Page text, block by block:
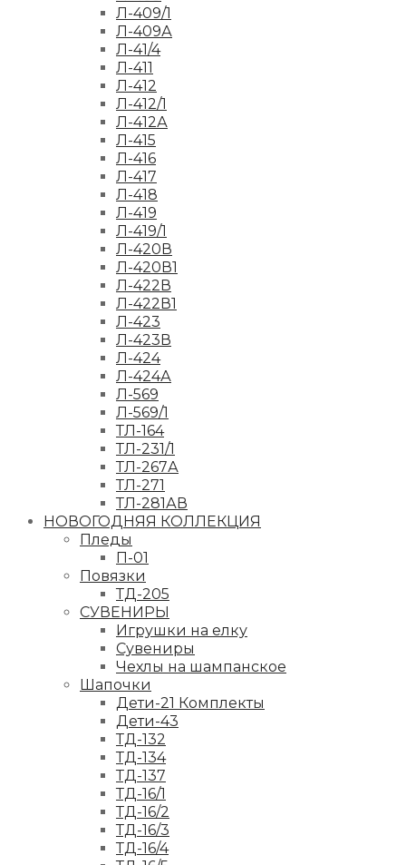
Л-409/1
Л-409А
Л-41/4
Л-411
Л-412
Л-412/1
Л-412А
Л-415
Л-416
Л-417
Л-418
Л-419
Л-419/1
Л-420В
Л-420В1
Л-422В
Л-422В1
Л-423
Л-423В
Л-424
Л-424А
Л-569
Л-569/1
ТЛ-164
ТЛ-231/1
ТЛ-267А
ТЛ-271
ТЛ-281АВ
НОВОГОДНЯЯ КОЛЛЕКЦИЯ
Пледы
П-01
Повязки
ТД-205
СУВЕНИРЫ
Игрушки на елку
Сувениры
Чехлы на шампанское
Шапочки
Дети-21 Комплекты
Дети-43
ТД-132
ТД-134
ТД-137
ТД-16/1
ТД-16/2
ТД-16/3
ТД-16/4